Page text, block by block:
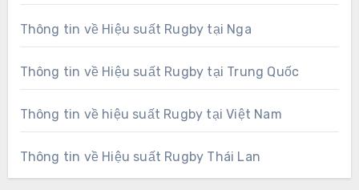
Thông tin về Hiệu suất Rugby tại Nga
Thông tin về Hiệu suất Rugby tại Trung Quốc
Thông tin về hiệu suất Rugby tại Việt Nam
Thông tin về Hiệu suất Rugby Thái Lan